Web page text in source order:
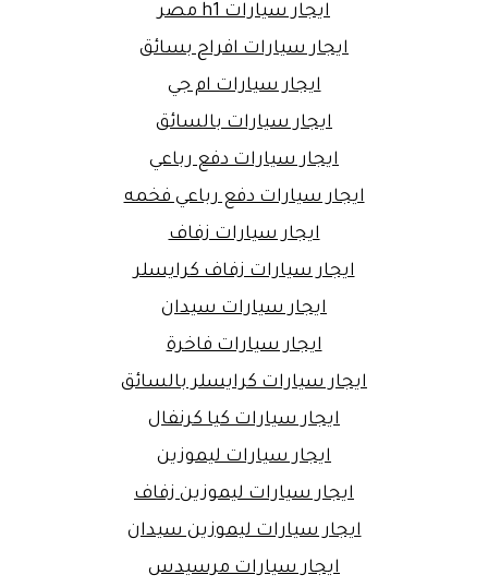
ايجار سيارات h1 مصر
ايجار سيارات افراح بسائق
ايجار سيارات ام جي
ايجار سيارات بالسائق
ايجار سيارات دفع رباعي
ايجار سيارات دفع رباعي فخمه
ايجار سيارات زفاف
ايجار سيارات زفاف كرايسلر
ايجار سيارات سيدان
ايجار سيارات فاخرة
ايجار سيارات كرايسلر بالسائق
ايجار سيارات كيا كرنفال
ايجار سيارات ليموزين
ايجار سيارات ليموزين زفاف
ايجار سيارات ليموزين سيدان
ايجار سيارات مرسيدس